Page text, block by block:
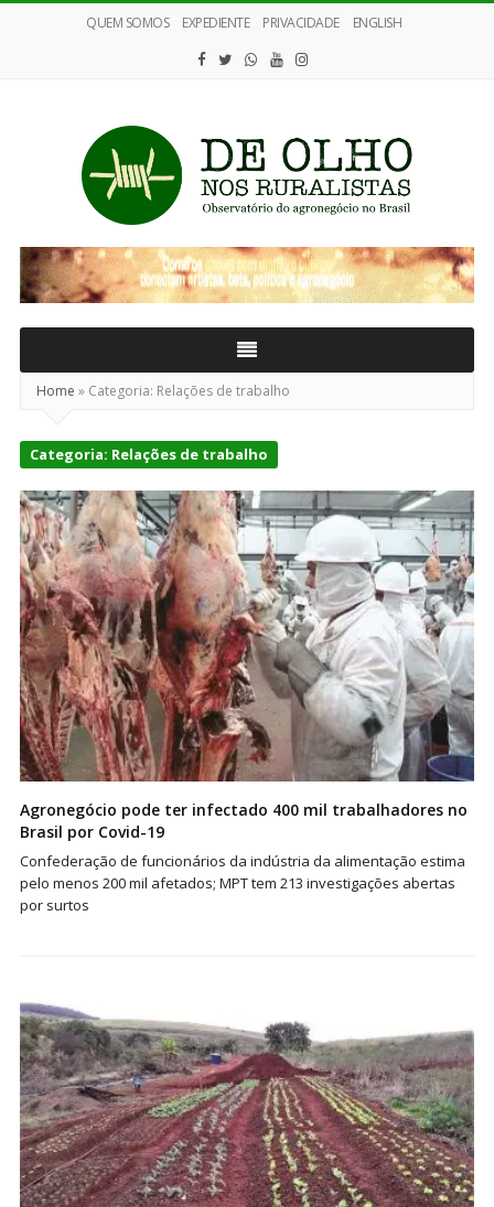
QUEM SOMOS EXPEDIENTE PRIVACIDADE ENGLISH
De
Olho
nos
Home » Categoria: Relações de trabalho
Categoria: Relações de trabalho
Agronegócio pode ter infectado 400 mil trabalhadores no
Brasil por Covid-19
Confederação de funcionários da indústria da alimentação estima
pelo menos 200 mil afetados; MPT tem 213 investigações abertas
por surtos